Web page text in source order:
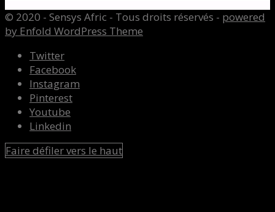
© 2020 - Sensys Afric - Tous droits réservés - powered
by Enfold WordPress Theme
Twitter
Facebook
Instagram
Pinterest
Youtube
Linkedin
Faire défiler vers le haut